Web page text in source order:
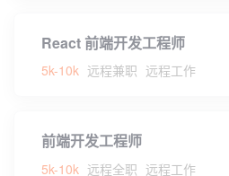
React 前端开发工程师
5k-10k 远程兼职 远程工作
前端开发工程师
5k-10k 远程全职 远程工作